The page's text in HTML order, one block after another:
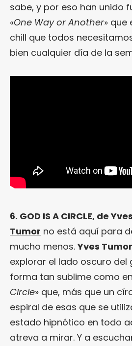
sabe, y por eso han unido
«One Way or Another» que
chill que todos
bien cualquier día de la
6. GOD IS A CIRCLE, de
Tumor no está aquí para
mucho menos.Yves Tumor
explorar el lado oscuro del
forma tan sublime como
Circle» que, más que un
espiral de esas que se
estado hipnótico en todo
atreva a mirar. Y a